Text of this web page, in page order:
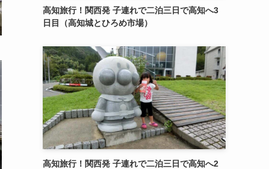
高知旅行！関西発 子連れで二泊三日で高知へ3
日目（高知城とひろめ市場）
高知旅行！関西発 子連れで二泊三日で高知へ2